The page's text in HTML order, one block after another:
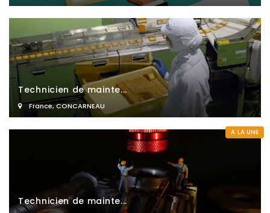
Technicien de mainte...
France,CONCARNEAU
A LA UNE
Technicien de mainte...